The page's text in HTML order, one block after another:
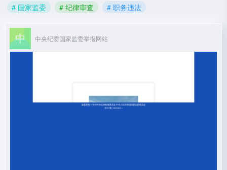
# 国家监委
# 纪律审查 # 职务违法
中央纪委国家监委举报网站